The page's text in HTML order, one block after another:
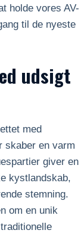
holde vores AV-
til de nyeste
udsigt
med
skaber en varm
giver en
kystlandskab,
stemning.
om en unik